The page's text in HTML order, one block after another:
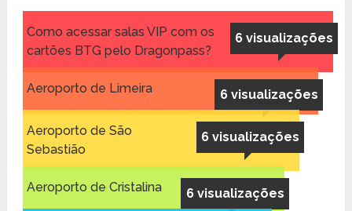
6 visualizações
Como acessar salas VIP com os
cartões BTG pelo Dragonpass?
6 visualizações
Aeroporto de Limeira
6 visualizações
Aeroporto de São
Sebastião
6 visualizações
Aeroporto de Cristalina